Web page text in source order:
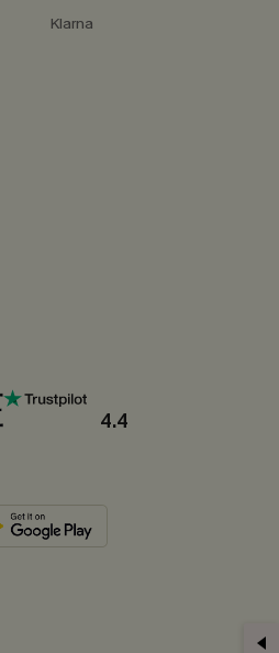
Klarna
4.4